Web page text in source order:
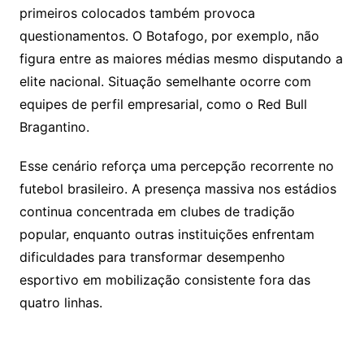
primeiros colocados também provoca
questionamentos. O Botafogo, por exemplo, não
figura entre as maiores médias mesmo disputando a
elite nacional. Situação semelhante ocorre com
equipes de perfil empresarial, como o Red Bull
Bragantino.
Esse cenário reforça uma percepção recorrente no
futebol brasileiro. A presença massiva nos estádios
continua concentrada em clubes de tradição
popular, enquanto outras instituições enfrentam
dificuldades para transformar desempenho
esportivo em mobilização consistente fora das
quatro linhas.